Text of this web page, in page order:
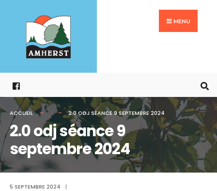
contenu
MENU
ACCUEIL 2.0 ODJ SÉANCE 9 SEPTEMBRE 2024
2.0 odj séance 9
septembre 2024
5 SEPTEMBRE 2024 |
for: